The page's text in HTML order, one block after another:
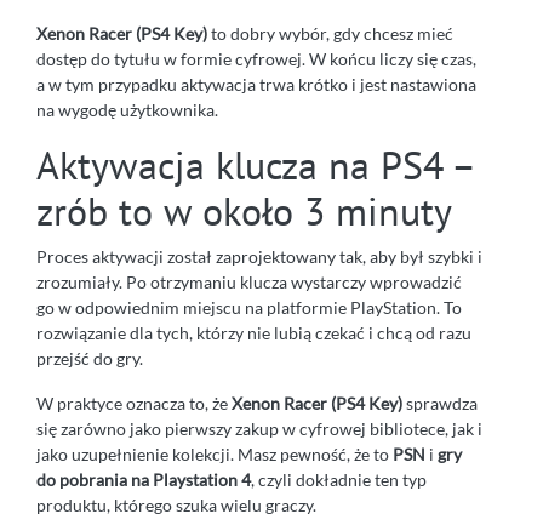
Xenon Racer (PS4 Key)to dobry wybór, gdy chcesz mieć
dostęp do tytułu w formie cyfrowej. W końcu liczy się czas,
a w tym przypadku aktywacja trwa krótko i jest nastawiona
na wygodę użytkownika.
Aktywacja klucza na PS4 –
zrób to w około 3 minuty
Proces aktywacji został zaprojektowany tak, aby był szybki i
zrozumiały. Po otrzymaniu klucza wystarczy wprowadzić
go w odpowiednim miejscu na platformie PlayStation. To
rozwiązanie dla tych, którzy nie lubią czekać i chcą od razu
przejść do gry.
W praktyce oznacza to, żeXenon Racer (PS4 Key)sprawdza
się zarówno jako pierwszy zakup w cyfrowej bibliotece, jak i
jako uzupełnienie kolekcji. Masz pewność, że to PSN i gry
do pobrania na Playstation 4, czyli dokładnie ten typ
produktu, którego szuka wielu graczy.